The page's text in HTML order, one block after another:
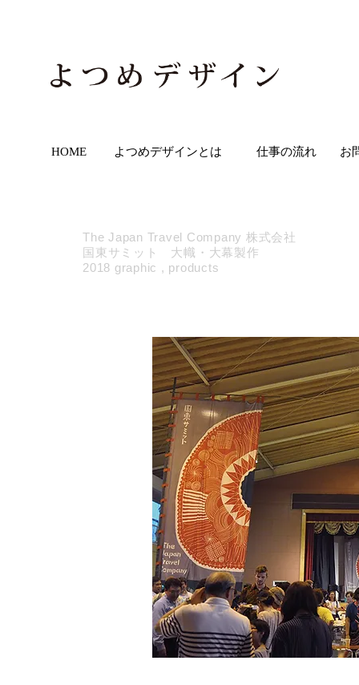
HOME よつめデザインとは 仕事の流れ お
The Japan Travel Company 株式会社
国東サミット 大幟・大幕製作
2018 graphic , products